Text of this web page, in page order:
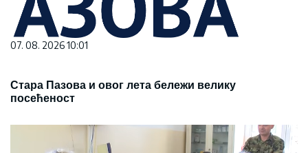
07. 08. 2026 10:01
Стара Пазова и овог лета бележи велику
посећеност